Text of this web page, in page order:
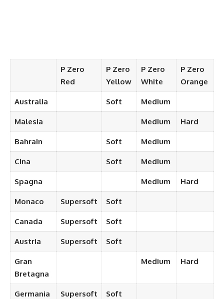
P Zero
Red
P Zero
Yellow
P Zero
White
P Zero
Orange
Australia Soft Medium
Malesia Medium Hard
Bahrain Soft Medium
Cina Soft Medium
Spagna Medium Hard
Monaco Supersoft Soft
Canada Supersoft Soft
Austria Supersoft Soft
Gran
Bretagna
Medium Hard
Germania Supersoft Soft